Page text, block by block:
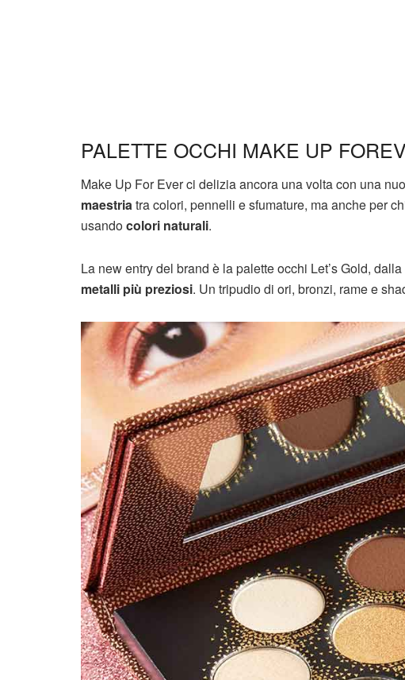
PALETTE OCCHI MAKE UP
Make Up For Ever ci delizia ancora una volta con una
maestriatra colori, pennelli e sfumature, ma anche per
usandocolori naturali.
La new entry del brand è la palette occhi Let’s Gold,
metalli più preziosi. Un tripudio di ori, bronzi, rame e